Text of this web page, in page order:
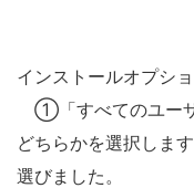
インストールオプショ
①「すべてのユーザ
どちらかを選択しま
選びました。